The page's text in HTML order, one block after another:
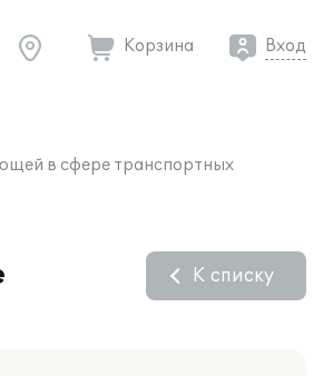
Корзина Вход
в сфере транспортных
К списку